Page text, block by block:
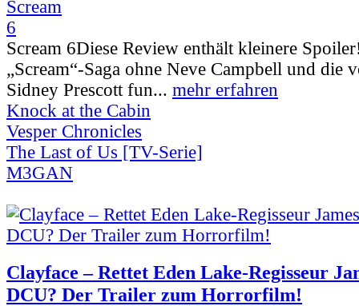
Scream 6Diese Review enthält kleinere
„Scream“-Saga ohne Neve Campbell und die
Sidney Prescott fun... mehr erfahren
Knock at the Cabin
Vesper Chronicles
The Last of Us [TV-Serie]
M3GAN
Clayface – Rettet Eden Lake-Regisseur
DCU? Der Trailer zum Horrorfilm!